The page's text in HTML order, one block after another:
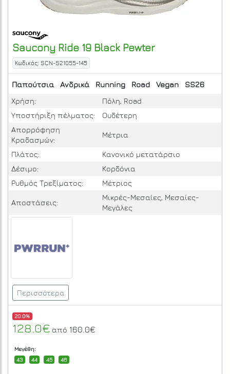
Saucony Ride 19 Black Pewter
Κωδικός: SCN-S21055-145
Παπούτσια Ανδρικά Running Road Vegan
SS26
Χρήση:
Πόλη, Road
Υποστήριξη πέλματος:
Ουδέτερη
Απορρόφηση
Κραδασμών:
Μέτρια
Πλάτος:
Κανονικό μετατάρσιο
Δέσιμο:
Κορδόνια
Ρυθμός Τρεξίματος:
Μέτριος
Αποστάσεις:
Μικρές-Μεσαίες, Μεσαίες-
Μεγάλες
Περισσότερα
20.0%
128.0€ από 160.0€
Μεγέθη:
43
44 45 46